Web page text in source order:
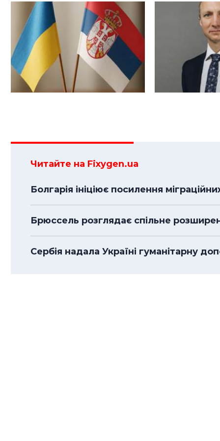
Читайте на Fixygen.ua
Болгарія ініціює посилення
Брюссель розглядає спільне
Сербія надала Україні гуманітарну